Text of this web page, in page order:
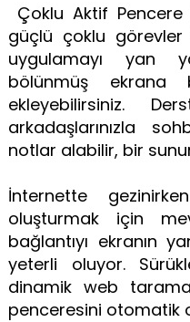
Çoklu Aktif
güçlü çoklu görevler
uygulamayı yan
bölünmüş ekrana
ekleyebilirsiniz.
arkadaşlarınızla
notlar alabilir, bir
İnternette
oluşturmak için
bağlantıyı ekranın
yeterli oluyor.
dinamik web
penceresini otomatik